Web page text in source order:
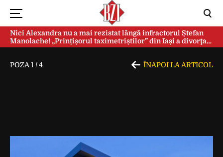
Nici Alexandra nu a mai rezistat lângă infractorul Ștefan
Manolache! „Prințișorul taximetriștilor” din Iași a divorţat
după doi ani de căsnicie
POZA 1 /4 ÎNAPOI LA ARTICOL